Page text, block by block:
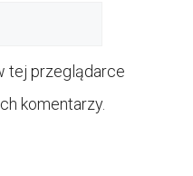
tej przeglądarce
komentarzy.